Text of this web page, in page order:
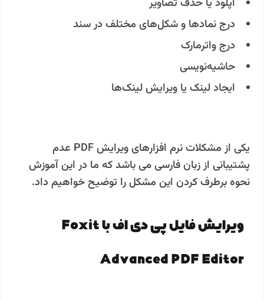
آپلود یا حذف تصاویر
درج نمادها و شکل‌های مختلف در سند
درج واترمارک
حاشیه‌نویسی
ایجاد لینک یا ویرایش لینک‌ها
یکی از مشکلات نرم افزارهای ویرایش PDF عدم
پشتیبانی از زبان فارسی می باشد که ما در این آموزش
نحوه برطرف کردن این مشکل را توضیح خواهیم داد.
ویرایش فایل پی دی اف با Foxit
Advanced PDF Editor